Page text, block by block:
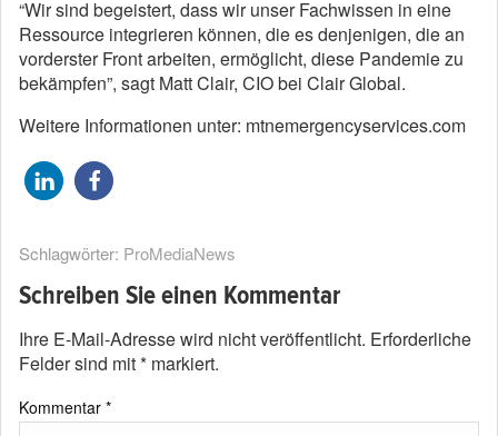
“Wir sind begeistert, dass wir unser Fachwissen in eine
Ressource integrieren können, die es denjenigen, die an
vorderster Front arbeiten, ermöglicht, diese Pandemie zu
bekämpfen”, sagt Matt Clair, CIO bei Clair Global.
Weitere Informationen unter: mtnemergencyservices.com
Schlagwörter: ProMediaNews
Schreiben Sie einen Kommentar
Ihre E-Mail-Adresse wird nicht veröffentlicht. Erforderliche
Felder sind mit* markiert.
Kommentar *